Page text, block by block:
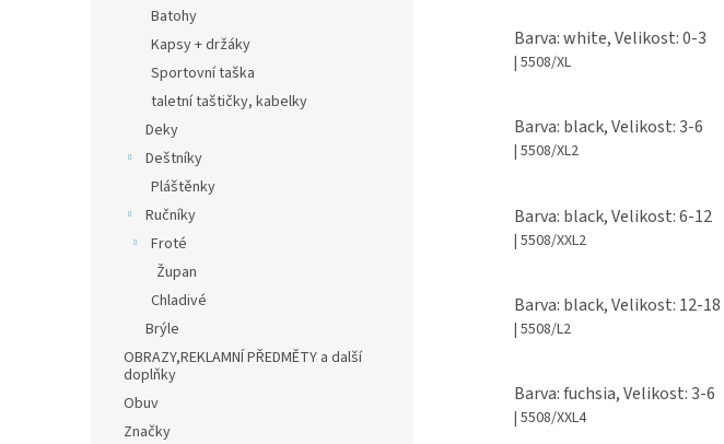
Batohy
Kapsy + držáky
Sportovní taška
taletní taštičky, kabelky
Deky
Deštníky
Pláštěnky
Ručníky
Froté
Župan
Chladivé
Brýle
OBRAZY,REKLAMNÍ PŘEDMĚTY a další
doplňky
Obuv
Značky
Barva: white, Velikost: 0-3
| 5508/XL
Barva: black, Velikost: 3-6
| 5508/XL2
Barva: black, Velikost: 6-12
| 5508/XXL2
Barva: black, Velikost: 12-18
| 5508/L2
Barva: fuchsia, Velikost: 3-6
| 5508/XXL4